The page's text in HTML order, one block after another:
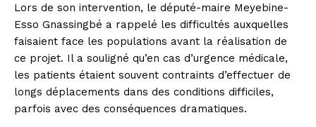
Lors de son intervention, le député-maire Meyebine-
Esso Gnassingbé a rappelé les difficultés auxquelles
faisaient face les populations avant la réalisation de
ce projet. Il a souligné qu’en cas d’urgence médicale,
les patients étaient souvent contraints d’effectuer de
longs déplacements dans des conditions difficiles,
parfois avec des conséquences dramatiques.